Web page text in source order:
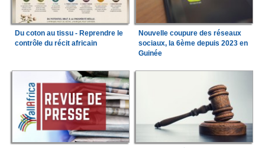
Du coton au tissu - Reprendre le
contrôle du récit africain
Nouvelle coupure des réseaux
sociaux, la 6ème depuis 2023 en
Guinée